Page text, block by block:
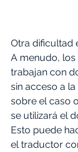
Otra dificultad
A menudo,
trabajan con
sin acceso a
sobre el caso
se utilizará el
Esto puede
el traductor